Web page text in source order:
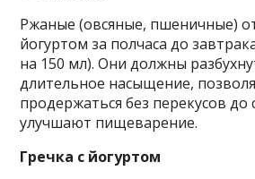
Ржаные (овсяные, пшеничные)
йогуртом за полчаса до
на 150 мл). Они должны
длительное насыщение,
продержаться без перекусов до
улучшают пищеварение.
Гречка с йогуртом